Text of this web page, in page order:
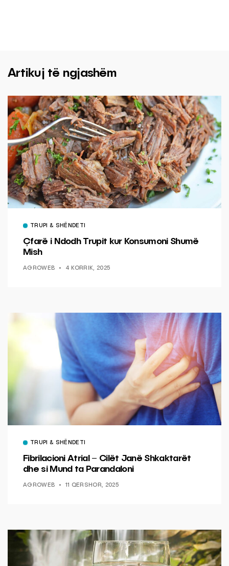
Artikuj të ngjashëm
TRUPI & SHËNDETI
Çfarë i Ndodh Trupit kur Konsumoni Shumë
Mish
AGROWEB 4 KORRIK, 2025
TRUPI & SHËNDETI
Fibrilacioni Atrial – Cilët Janë Shkaktarët
dhe si Mund ta Parandaloni
AGROWEB 11 QERSHOR, 2025